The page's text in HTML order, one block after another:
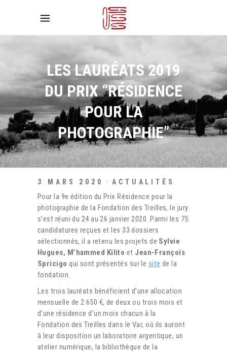
LES LAURÉATS 2019
DU PRIX “RÉSIDENCE
POUR LA
PHOTOGRAPHIE”
3 MARS 2020 ACTUALITÉS
Pour la 9e édition du Prix Résidence pour la
photographie de la Fondation des Treilles, le jury
s’est réuni du 24 au 26 janvier 2020. Parmi les 75
candidatures reçues et les 33 dossiers
sélectionnés, il a retenu les projets de Sylvie
Hugues, M’hammed Kilito et Jean-François
Spricigo qui sont présentés sur le site de la
fondation.
Les trois lauréats bénéficient d’une allocation
mensuelle de 2 650 €, de deux ou trois mois et
d’une résidence d’un mois chacun à la
Fondation des Treilles dans le Var, où ils auront
à leur disposition un laboratoire argentique, un
atelier numérique, la bibliothèque de la